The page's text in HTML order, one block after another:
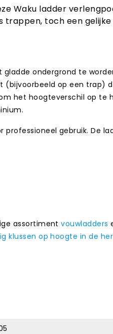
Waku ladder
trappen, toch een gelijke
gladde ondergrond te
(bijvoorbeeld op een trap)
het hoogteverschil op te
gebruik. De
assortimentvouwladders
klussen op hoogte in de